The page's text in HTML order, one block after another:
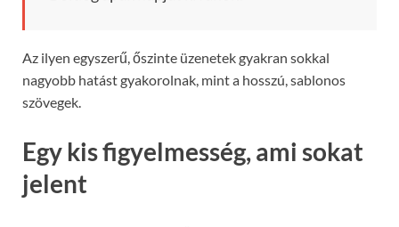
Az ilyen egyszerű, őszinte üzenetek gyakran sokkal
nagyobb hatást gyakorolnak, mint a hosszú, sablonos
szövegek.
Egy kis figyelmesség, ami sokat
jelent